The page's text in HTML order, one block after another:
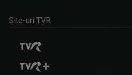
Site-uri TVR